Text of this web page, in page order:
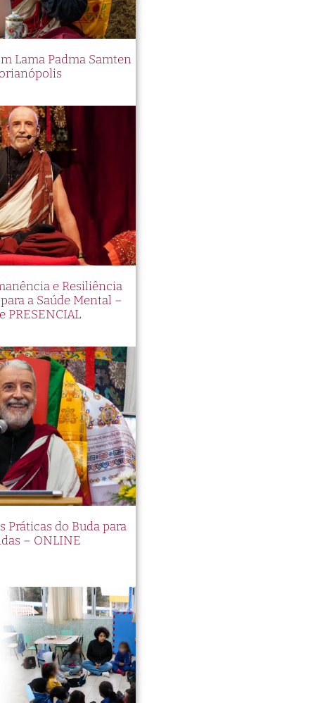
Lama Padma Samten
e Resiliência
a Saúde Mental –
PRESENCIAL
Práticas do Buda para
– ONLINE